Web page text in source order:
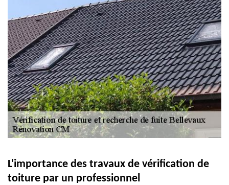
L'importance des travaux de vérification de
toiture par un professionnel